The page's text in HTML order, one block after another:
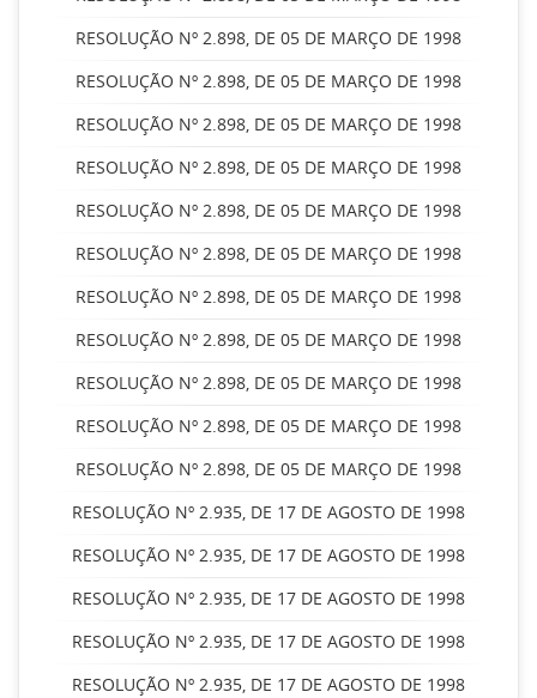
RESOLUÇÃO Nº 2.898, DE 05 DE MARÇO DE 1998
RESOLUÇÃO Nº 2.898, DE 05 DE MARÇO DE 1998
RESOLUÇÃO Nº 2.898, DE 05 DE MARÇO DE 1998
RESOLUÇÃO Nº 2.898, DE 05 DE MARÇO DE 1998
RESOLUÇÃO Nº 2.898, DE 05 DE MARÇO DE 1998
RESOLUÇÃO Nº 2.898, DE 05 DE MARÇO DE 1998
RESOLUÇÃO Nº 2.898, DE 05 DE MARÇO DE 1998
RESOLUÇÃO Nº 2.898, DE 05 DE MARÇO DE 1998
RESOLUÇÃO Nº 2.898, DE 05 DE MARÇO DE 1998
RESOLUÇÃO Nº 2.898, DE 05 DE MARÇO DE 1998
RESOLUÇÃO Nº 2.898, DE 05 DE MARÇO DE 1998
RESOLUÇÃO Nº 2.935, DE 17 DE AGOSTO DE 1998
RESOLUÇÃO Nº 2.935, DE 17 DE AGOSTO DE 1998
RESOLUÇÃO Nº 2.935, DE 17 DE AGOSTO DE 1998
RESOLUÇÃO Nº 2.935, DE 17 DE AGOSTO DE 1998
RESOLUÇÃO Nº 2.935, DE 17 DE AGOSTO DE 1998